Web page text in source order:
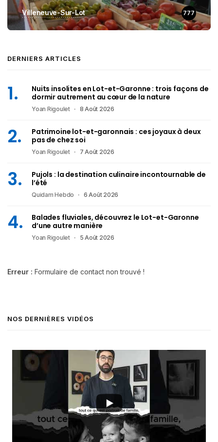
Villeneuve-Sur-Lot 777
DERNIERS ARTICLES
Nuits insolites en Lot-et-Garonne : trois façons de
dormir autrement au cœur de la nature
Yoan Rigoulet 8 Août 2026
Patrimoine lot-et-garonnais : ces joyaux à deux
pas de chez soi
Yoan Rigoulet 7 Août 2026
Pujols : la destination culinaire incontournable de
l’été
Quidam Hebdo 6 Août 2026
Balades fluviales, découvrez le Lot-et-Garonne
d’une autre manière
Yoan Rigoulet 5 Août 2026
Erreur : Formulaire de contact non trouvé !
NOS DERNIÈRES VIDÉOS